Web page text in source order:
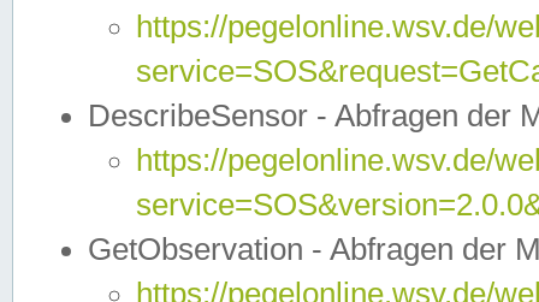
https://pegelonline.wsv.de/
DescribeSensor - Abfragen der
https://pegelonline.wsv.de/
GetObservation - Abfragen der
https://pegelonline.wsv.de/